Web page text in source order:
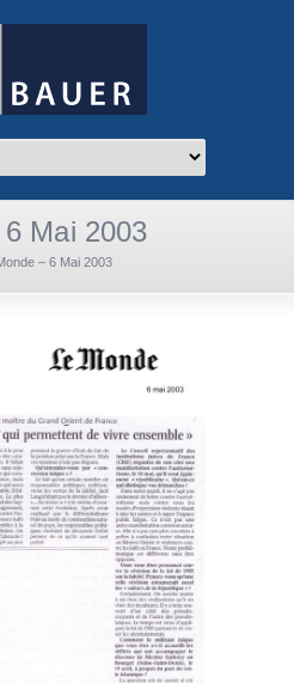
Mai 2003
– 6 Mai 2003